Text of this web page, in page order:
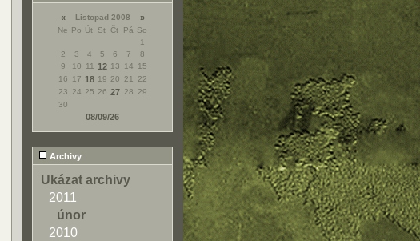
« Listopad 2008 »
Ne Po Út St Čt Pá So
1
2
3 4 5 6 7
8
9
10 11 12 13 14
15
16
17 18 19 20 21
22
23
24 25 26 27 28
29
30
08/09/26
Archivy
Ukázat archivy
2011
únor
2010